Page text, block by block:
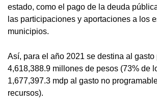
estado, como el pago de la deuda
las participaciones y aportaciones a los
municipios.
Así, para el año 2021 se destina al gasto
4,618,388.9 millones de pesos (73% de
1,677,397.3 mdp al gasto no
recursos).